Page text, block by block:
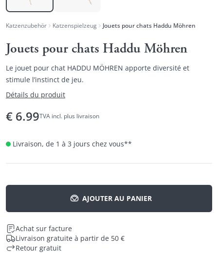
Katzenzubehör Katzenspielzeug Jouets pour chats Haddu Möhren
Jouets pour chats Haddu Möhren
Le jouet pour chat HADDU MÖHREN apporte diversité et
stimule l’instinct de jeu.
Détails du produit
€ 6.99TVA incl. plus livraison
Livraison, de 1 à 3 jours chez vous**
AJOUTER AU PANIER
Achat sur facture
Livraison gratuite à partir de 50 €
Retour gratuit